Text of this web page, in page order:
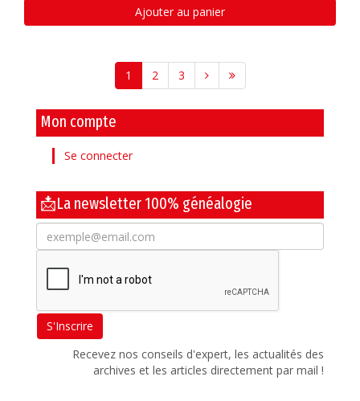
Ajouter au panier
1 2 3
Mon compte
Se connecter
📩La newsletter 100% généalogie
Recevez nos conseils d'expert, les actualités des
archives et les articles directement par mail !